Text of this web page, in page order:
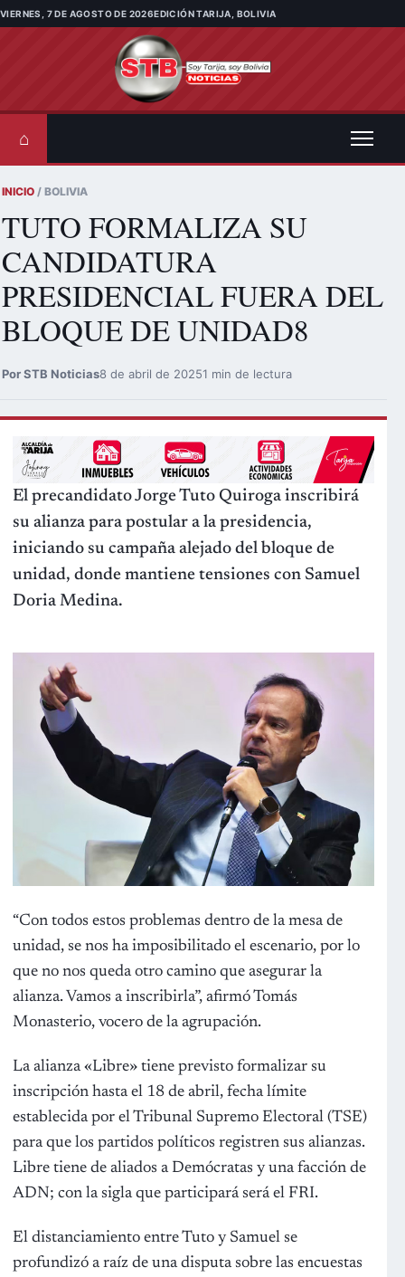
Saltar al contenido
VIERNES, 7 DE AGOSTO DE 2026EDICIÓN TARIJA, BOLIVIA
⌂
INICIO / BOLIVIA
TUTO FORMALIZA SU
CANDIDATURA
PRESIDENCIAL FUERA DEL
BLOQUE DE UNIDAD8
Por STB Noticias8 de abril de 20251 min de lectura
El precandidato Jorge Tuto Quiroga inscribirá
su alianza para postular a la presidencia,
iniciando su campaña alejado del bloque de
unidad, donde mantiene tensiones con Samuel
Doria Medina.
“Con todos estos problemas dentro de la mesa de
unidad, se nos ha imposibilitado el escenario, por lo
que no nos queda otro camino que asegurar la
alianza. Vamos a inscribirla”, afirmó Tomás
Monasterio, vocero de la agrupación.
La alianza «Libre» tiene previsto formalizar su
inscripción hasta el 18 de abril, fecha límite
establecida por el Tribunal Supremo Electoral (TSE)
para que los partidos políticos registren sus alianzas.
Libre tiene de aliados a Demócratas y una facción de
ADN; con la sigla que participará será el FRI.
El distanciamiento entre Tuto y Samuel se
profundizó a raíz de una disputa sobre las encuestas